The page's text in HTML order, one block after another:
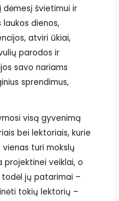
dėmesį švietimui ir
dienos,
atviri ūkiai,
parodos ir
savo nariams
sprendimus,
visą gyvenimą
bei lektoriais, kurie
turi mokslų
veiklai, o
jų patarimai –
tokių lektorių –